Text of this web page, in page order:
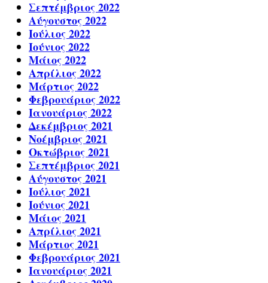
Σεπτέμβριος 2022
Αύγουστος 2022
Ιούλιος 2022
Ιούνιος 2022
Μάιος 2022
Απρίλιος 2022
Μάρτιος 2022
Φεβρουάριος 2022
Ιανουάριος 2022
Δεκέμβριος 2021
Νοέμβριος 2021
Οκτώβριος 2021
Σεπτέμβριος 2021
Αύγουστος 2021
Ιούλιος 2021
Ιούνιος 2021
Μάιος 2021
Απρίλιος 2021
Μάρτιος 2021
Φεβρουάριος 2021
Ιανουάριος 2021